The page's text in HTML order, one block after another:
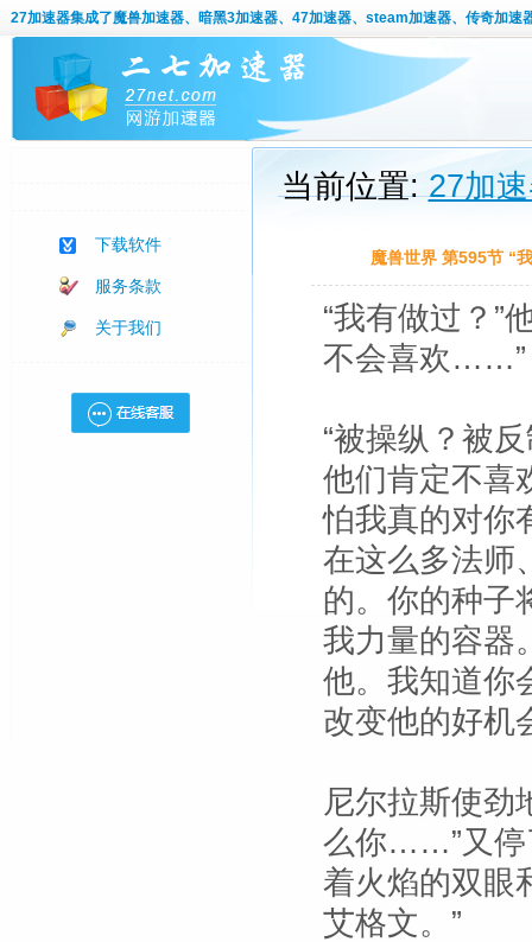
27加速器集成了魔兽加速器、暗黑3加速器、47加速器、steam加速器、传奇加速
下载软件
服务条款
关于我们
当前位置:27加
魔兽世界 第595节 “
“我有做过？”
不会喜欢……”
“被操纵？被
他们肯定不喜
怕我真的对你
在这么多法师
的。你的种子
我力量的容器
他。我知道你
改变他的好机
尼尔拉斯使劲
么你……”又停
着火焰的双眼
艾格文。”